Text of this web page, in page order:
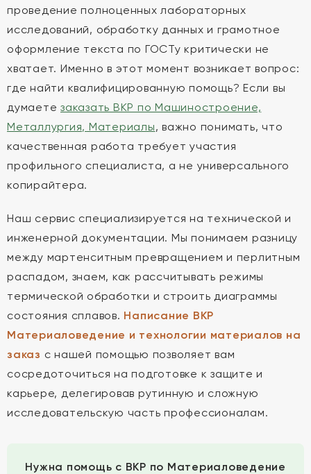
проведение полноценных лабораторных
исследований, обработку данных и грамотное
оформление текста по ГОСТу критически не
хватает. Именно в этот момент возникает вопрос:
где найти квалифицированную помощь? Если вы
думаете заказать ВКР по Машиностроение,
Металлургия, Материалы, важно понимать, что
качественная работа требует участия
профильного специалиста, а не универсального
копирайтера.
Наш сервис специализируется на технической и
инженерной документации. Мы понимаем разницу
между мартенситным превращением и перлитным
распадом, знаем, как рассчитывать режимы
термической обработки и строить диаграммы
состояния сплавов. Написание ВКР
Материаловедение и технологии материалов на
заказ с нашей помощью позволяет вам
сосредоточиться на подготовке к защите и
карьере, делегировав рутинную и сложную
исследовательскую часть профессионалам.
Нужна помощь с ВКР по Материаловедение